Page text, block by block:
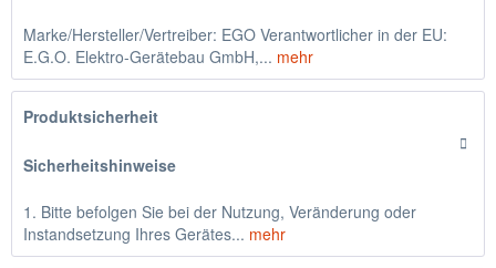
Marke/Hersteller/Vertreiber: EGO Verantwortlicher in der EU:
E.G.O. Elektro-Gerätebau GmbH,... mehr
Produktsicherheit
Sicherheitshinweise
1. Bitte befolgen Sie bei der Nutzung, Veränderung oder
Instandsetzung Ihres Gerätes... mehr